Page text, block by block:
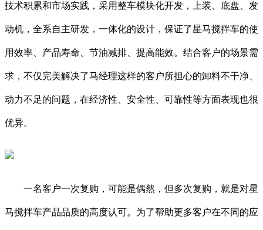
技术积累和市场实践，采用整车模块化开发，上装、底盘、发
动机，全系自主研发，一体化的设计，保证了星马搅拌车的使
用效率、产品寿命、节油减排、提高能效。结合客户的场景需
求，不仅完美解决了马经理这样的客户所担心的卸料不干净、
动力不足的问题，在经济性、安全性、可靠性等方面表现也很
优异。
一名客户一次复购，可能是偶然，但多次复购，就是对星
马搅拌车产品品质的高度认可。为了帮助更多客户在不同的应